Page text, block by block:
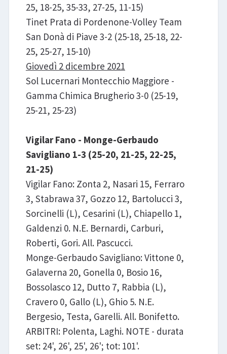
25, 18-25, 35-33, 27-25, 11-15)
Tinet Prata di Pordenone-Volley Team
San Donà di Piave 3-2 (25-18, 25-18, 22-
25, 25-27, 15-10)
Giovedì 2 dicembre 2021
Sol Lucernari Montecchio Maggiore -
Gamma Chimica Brugherio 3-0 (25-19,
25-21, 25-23)
Vigilar Fano - Monge-Gerbaudo
Savigliano 1-3 (25-20, 21-25, 22-25,
21-25)
Vigilar Fano: Zonta 2, Nasari 15, Ferraro
3, Stabrawa 37, Gozzo 12, Bartolucci 3,
Sorcinelli (L), Cesarini (L), Chiapello 1,
Galdenzi 0. N.E. Bernardi, Carburi,
Roberti, Gori. All. Pascucci.
Monge-Gerbaudo Savigliano: Vittone 0,
Galaverna 20, Gonella 0, Bosio 16,
Bossolasco 12, Dutto 7, Rabbia (L),
Cravero 0, Gallo (L), Ghio 5. N.E.
Bergesio, Testa, Garelli. All. Bonifetto.
ARBITRI: Polenta, Laghi. NOTE - durata
set: 24', 26', 25', 26'; tot: 101'.